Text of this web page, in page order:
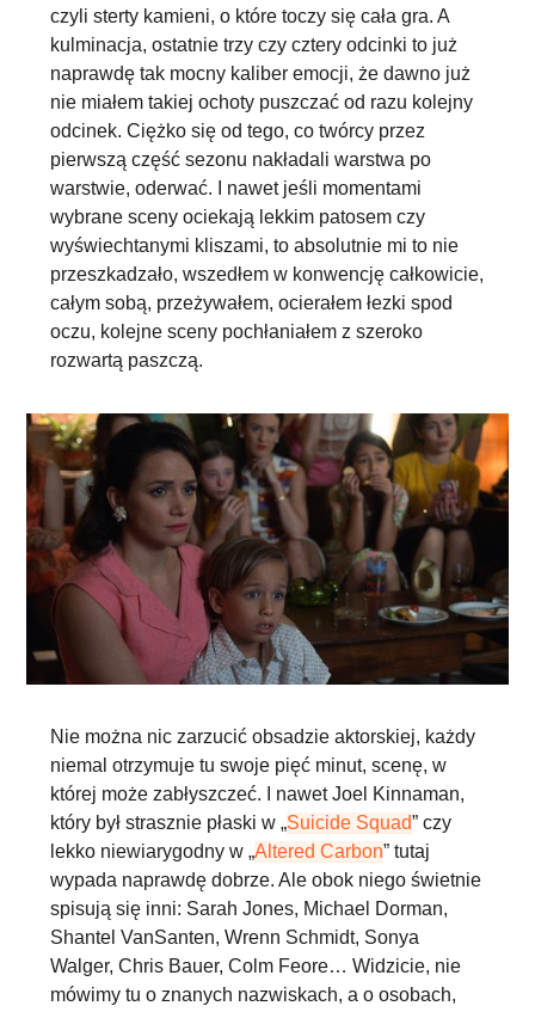
czyli sterty kamieni, o które toczy się cała gra. A
kulminacja, ostatnie trzy czy cztery odcinki to już
naprawdę tak mocny kaliber emocji, że dawno już
nie miałem takiej ochoty puszczać od razu kolejny
odcinek. Ciężko się od tego, co twórcy przez
pierwszą część sezonu nakładali warstwa po
warstwie, oderwać. I nawet jeśli momentami
wybrane sceny ociekają lekkim patosem czy
wyświechtanymi kliszami, to absolutnie mi to nie
przeszkadzało, wszedłem w konwencję całkowicie,
całym sobą, przeżywałem, ocierałem łezki spod
oczu, kolejne sceny pochłaniałem z szeroko
rozwartą paszczą.
Nie można nic zarzucić obsadzie aktorskiej, każdy
niemal otrzymuje tu swoje pięć minut, scenę, w
której może zabłyszczeć. I nawet Joel Kinnaman,
który był strasznie płaski w „Suicide Squad” czy
lekko niewiarygodny w „Altered Carbon” tutaj
wypada naprawdę dobrze. Ale obok niego świetnie
spisują się inni: Sarah Jones, Michael Dorman,
Shantel VanSanten, Wrenn Schmidt, Sonya
Walger, Chris Bauer, Colm Feore… Widzicie, nie
mówimy tu o znanych nazwiskach, a o osobach,